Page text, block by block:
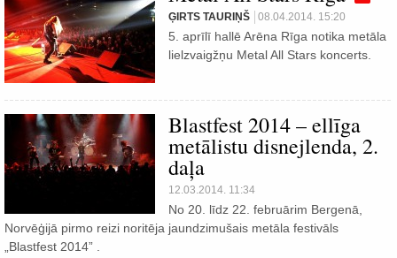
ĢIRTS TAURIŅŠ 08.04.2014. 15:20
5. aprīlī hallē Arēna Rīga notika metāla
lielzvaigžņu Metal All Stars koncerts.
Blastfest 2014 – ellīga
metālistu disnejlenda, 2.
daļa
12.03.2014. 11:34
No 20. līdz 22. februārim Bergenā,
Norvēģijā pirmo reizi noritēja jaundzimušais metāla festivāls
„Blastfest 2014” .